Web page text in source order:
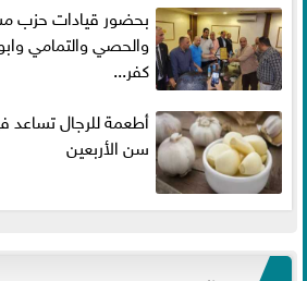
بحضور قيادات حزب
والحصي والتمامي
كفر...
أطعمة للرجال
سن الأربعين